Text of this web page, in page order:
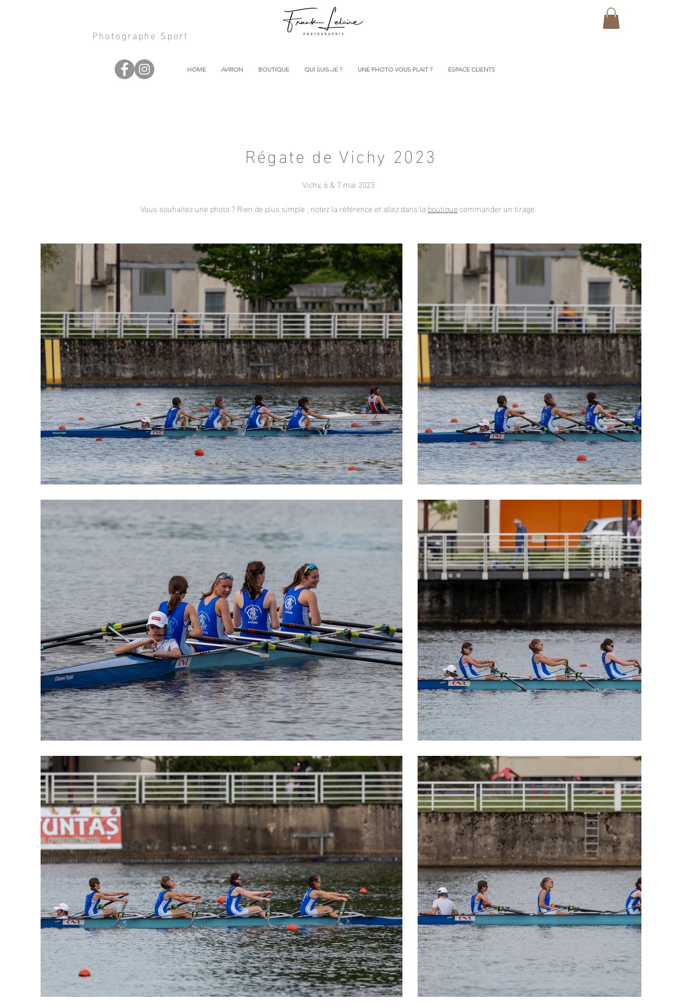
Photographe Sport
HOME AVIRON BOUTIQUE QUI SUIS-JE ? UNE PHOTO VOUS PLAIT ? ESPACE CLIENTS
Régate de Vichy 2023
Vichy, 6 & 7 mai 2023
Vous souhaitez une photo ? Rien de plus simple : notez la référence et allez dans la boutique commander un tirage.